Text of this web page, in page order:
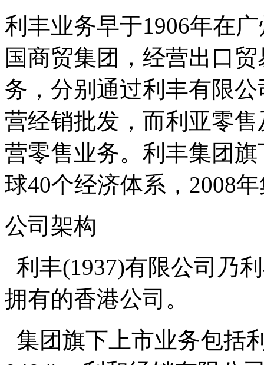
利丰业务早于1906年在
国商贸集团，经营出口
务，分别通过利丰有限
营经销批发，而利亚零
营零售业务。利丰集团
球40个经济体系，2008
公司架构
利丰(1937)有限公司乃
拥有的香港公司。
集团旗下上市业务包括